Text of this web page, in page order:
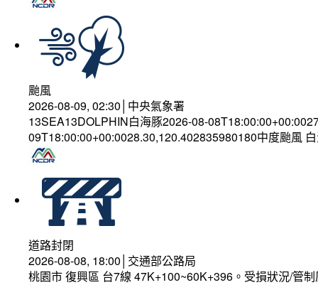
颱風
2026-08-09, 02:30│中央氣象署
13SEA13DOLPHIN白海豚2026-08-
09T18:00:00+00:0028.30,120.402835980180中度颱風
道路封閉
2026-08-08, 18:00│交通部公路局
桃園市 復興區 台7線 47K+100~60K+396。受損狀況/管